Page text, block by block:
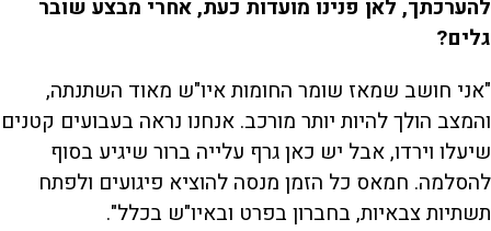
להערכתך, לאן פנינו מועדות כעת, אחרי מבצע שובר
גלים?
"אני חושב שמאז שומר החומות איו"ש מאוד השתנתה,
והמצב הולך להיות יותר מורכב. אנחנו נראה בעבועים קטנים
שיעלו וירדו, אבל יש כאן גרף עלייה ברור שיגיע בסוף
להסלמה. חמאס כל הזמן מנסה להוציא פיגועים ולפתח
תשתיות צבאיות, בחברון בפרט ובאיו"ש בכלל".